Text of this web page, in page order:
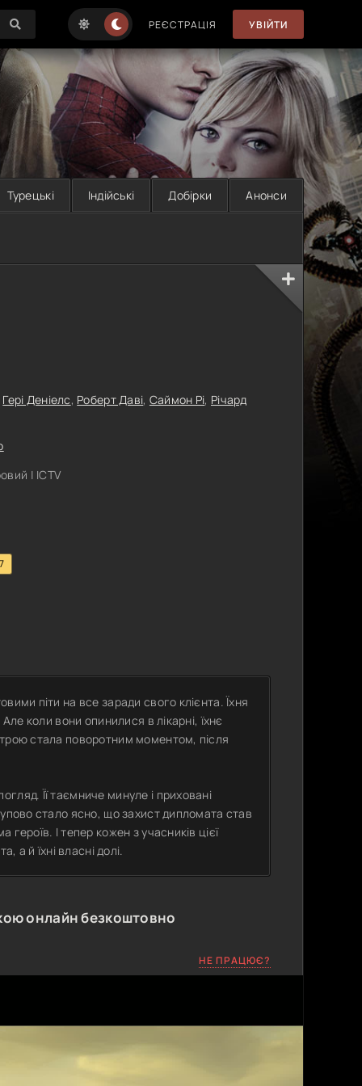
РЕЄСТРАЦІЯ УВІЙТИ
Турецькі Індійські Добірки Анонси
Гері Деніелс, Роберт Даві, Саймон Рі, Річард
| ICTV
піти на все заради свого клієнта. Їхня
коли вони опинилися в лікарні, їхнє
стала поворотним моментом, після
Її таємниче минуле і приховані
стало ясно, що захист дипломата став
І тепер кожен з учасників цієї
а й їхні власні долі.
онлайн безкоштовно
НЕ ПРАЦЮЄ?